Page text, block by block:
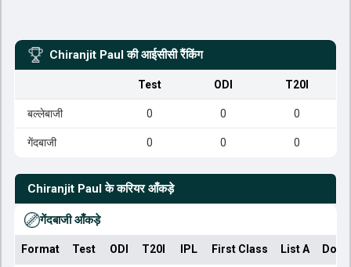
Chiranjit Paul की आईसीसी रैंकिंग
Test ODI T20I
बल्लेबाजी 0 0 0
गेंदबाजी 0 0 0
Chiranjit Paul के करियर आँकड़े
गेंदबाजी आँकड़े
Format Test ODI T20I IPL First Class List A